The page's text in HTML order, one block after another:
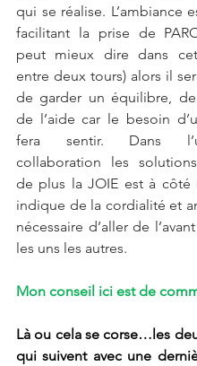
qui se réalise. L’ambiance
facilitant la prise de
peut mieux dire dans
entre deux tours) alors il
de garder un équilibre, de
de l’aide car le besoin
fera sentir. Dans
collaboration les
de plus la JOIE est à côté
indique de la cordialité et
nécessaire d’aller de
les uns les autres.
Mon conseil ici est de
Là ou cela se corse…les
qui suivent avec une